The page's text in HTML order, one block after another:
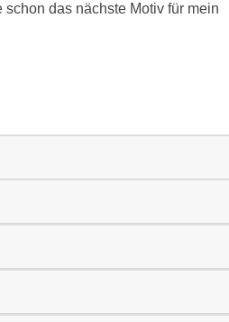
das nächste Motiv für mein